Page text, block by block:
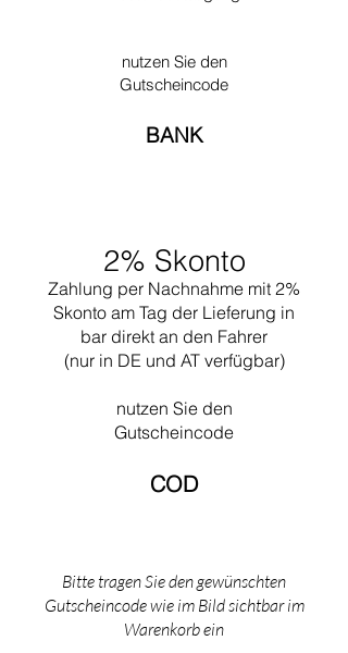
lehrte er an der Kunsthochschule von La-
entwickelte er mit dem Maler Amédée
Ozenfant die postkubistische Kunstrichtung
des Purismus. 1923 erschien Le Corbusiers
er seine Ideen über modernes Bauen
von 1929 stellte er seine Möbelentwürfe aus.
Daraufhin übernahm die Firma Thonet die
Produktion.Le Corbusier war einer der
führenden Architekten seiner Zeit.
nutzen Sie den
Gutscheincode
BANK
2% Skonto
Zahlung per Nachnahme mit 2%
Skonto am Tag der Lieferung in
bar direkt an den Fahrer
(nur in DE und AT verfügbar)
nutzen Sie den
Gutscheincode
COD​
Bitte tragen Sie den gewünschten
Gutscheincode wie im Bild sichtbar im
Warenkorb ein